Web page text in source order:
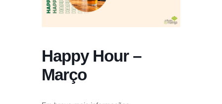
Happy Hour –
Março